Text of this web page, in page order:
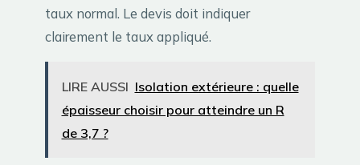
taux normal. Le devis doit indiquer
clairement le taux appliqué.
LIRE AUSSI Isolation extérieure : quelle
épaisseur choisir pour atteindre un R
de 3,7 ?